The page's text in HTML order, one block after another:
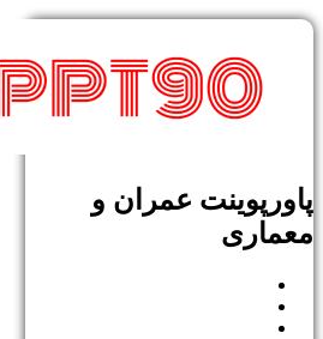
پاورپوینت عمران و
معماری